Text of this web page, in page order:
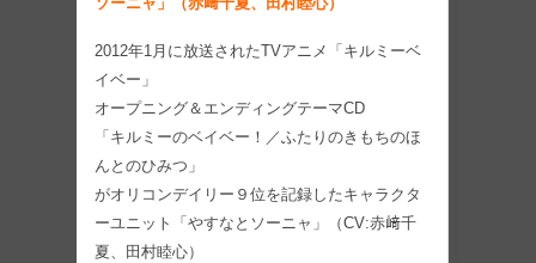
2012年1月に放送されたTVアニメ「キルミーベ
イベー」
オープニング＆エンディングテーマCD
「キルミーのベイベー！／ふたりのきもちのほ
んとのひみつ」
がオリコンデイリー９位を記録したキャラクタ
ーユニット「やすなとソーニャ」（CV:赤﨑千
夏、田村睦心）